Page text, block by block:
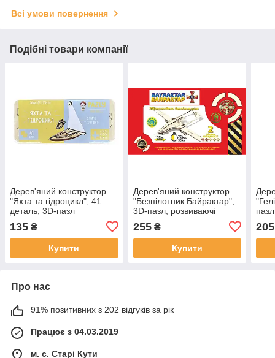
Всі умови повернення
Подібні товари компанії
Дерев'яний конструктор
"Яхта та гідроцикл", 41
деталь, 3D-пазл
135 ₴
Купити
Дерев'яний конструктор
"Безпілотник Байрактар",
3D-пазл, розвиваючі
255₴
Купити
205
Про нас
91% позитивних з 202 відгуків за рік
Працює з 04.03.2019
м. с. Старі Кути